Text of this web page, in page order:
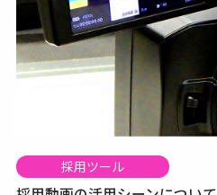
採用ツール